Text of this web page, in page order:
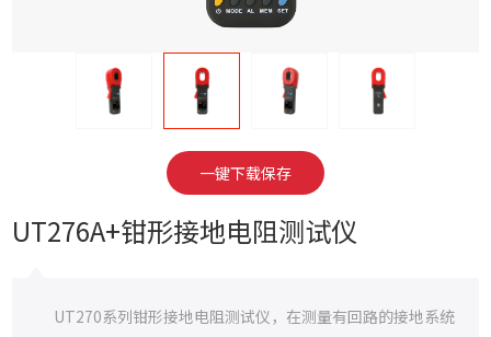
一键下载保存
UT276A+钳形接地电阻测试仪
UT270系列钳形接地电阻测试仪，在测量有回路的接地系统